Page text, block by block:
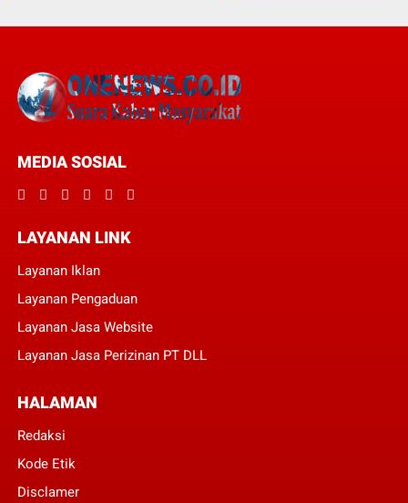
MEDIA SOSIAL
LAYANAN LINK
Layanan Iklan
Layanan Pengaduan
Layanan Jasa Website
Layanan Jasa Perizinan PT DLL
HALAMAN
Redaksi
Kode Etik
Disclamer